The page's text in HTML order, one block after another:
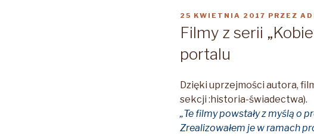
OPUBLIKOWANE
25 KWIETNIA 2017 PRZEZ
Filmy z serii
portalu
Dzięki uprzejmości autora,
sekcji :historia-świadectwa).
„Te filmy powstały z myślą o
Zrealizowałem je w ramach